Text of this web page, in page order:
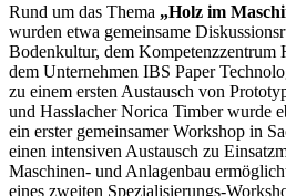
Rund um das Thema „Holz im
wurden etwa gemeinsame
Bodenkultur, dem Kompetenzzentrum
dem Unternehmen IBS Paper
zu einem ersten Austausch von
und Hasslacher Norica Timber wurde
ein erster gemeinsamer Workshop in
einen intensiven Austausch zu
Maschinen- und Anlagenbau
eines zweiten Spezialisierungs-